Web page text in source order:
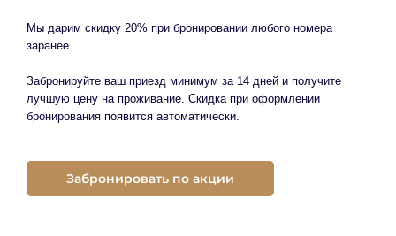
Мы дарим скидку 20% при бронировании любого номера
заранее.
Забронируйте ваш приезд минимум за 14 дней и получите
лучшую цену на проживание. Скидка при оформлении
бронирования появится автоматически.
Забронировать по акции